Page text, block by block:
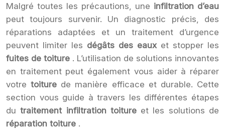
Malgré toutes les précautions, une infiltration d’eau
peut toujours survenir. Un diagnostic précis, des
réparations adaptées et un traitement d’urgence
peuvent limiter les dégâts des eaux et stopper les
fuites de toiture . L’utilisation de solutions innovantes
en traitement peut également vous aider à réparer
votretoiture de manière efficace et durable. Cette
section vous guide à travers les différentes étapes
dutraitement infiltration toiture et les solutions de
réparation toiture .